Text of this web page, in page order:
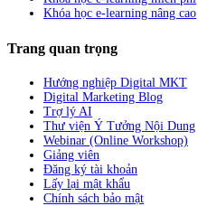
Khóa học e-learning nâng cao
Trang quan trọng
Hướng nghiệp Digital MKT
Digital Marketing Blog
Trợ lý AI
Thư viện Ý Tưởng Nội Dung
Webinar (Online Workshop)
Giảng viên
Đăng ký tài khoản
Lấy lại mật khẩu
Chính sách bảo mật